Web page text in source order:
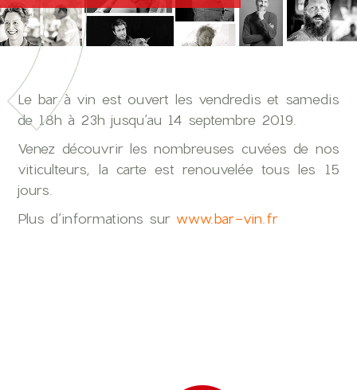
Le bar à vin est ouvert les vendredis et samedis
de 18h à 23h jusqu’au 14 septembre 2019.
Venez découvrir les nombreuses cuvées de nos
viticulteurs, la carte est renouvelée tous les 15
jours.
Plus d’informations sur www.bar-vin.fr